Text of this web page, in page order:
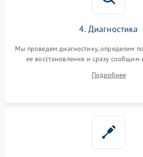
4. Диагностика
Мы проведем диагностику, определим
ее восстановления и сразу сообщим
Подробнее